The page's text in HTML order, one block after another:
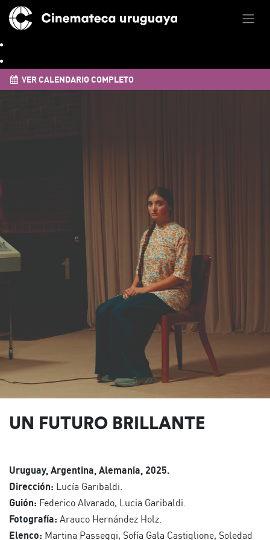
VER CALENDARIO COMPLETO
UN FUTURO BRILLANTE
Uruguay, Argentina, Alemania, 2025.
Dirección: Lucía Garibaldi.
Guión: Federico Alvarado, Lucia Garibaldi.
Fotografía: Arauco Hernández Holz.
Elenco: Martina Passeggi, Sofía Gala Castiglione, Soledad